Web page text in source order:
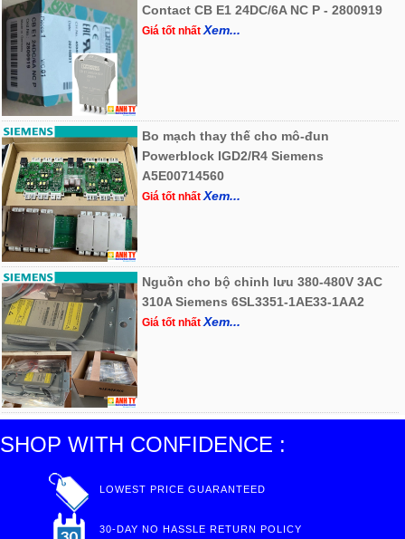
Contact CB E1 24DC/6A NC P - 2800919
Giá tốt nhấtXem...
Bo mạch thay thế cho mô-đun
Powerblock IGD2/R4 Siemens
A5E00714560
Giá tốt nhấtXem...
Nguồn cho bộ chỉnh lưu 380-480V 3AC
310A Siemens 6SL3351-1AE33-1AA2
Giá tốt nhấtXem...
SHOP WITH CONFIDENCE :
LOWEST PRICE GUARANTEED
30-DAY NO HASSLE RETURN POLICY